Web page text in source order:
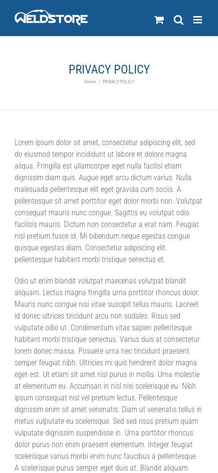
PRIVACY POLICY
Home / PRIVACY POLICY
Lorem ipsum dolor sit amet, consectetur adipiscing elit, sed
do eiusmod tempor incididunt ut labore et dolore magna
aliqua. Fringilla est ullamcorper eget nulla facilisi etiam
dignissim diam quis. Augue eget arcu dictum varius. Nulla
malesuada pellentesque elit eget gravida cum sociis. A
pellentesque sit amet porttitor eget dolor morbi non. Volutpat
consequat mauris nunc congue. Sagittis eu volutpat odio
facilisis mauris. Dictum non consectetur a erat nam. Feugiat
nisl pretium fusce id. Mi bibendum neque egestas congue
quisque egestas diam. Consectetur adipiscing elit
pellentesque habitant morbi tristique senectus et.
Odio ut enim blandit volutpat maecenas volutpat blandit
aliquam. Lectus magna fringilla urna porttitor rhoncus dolor.
Mauris nunc congue nisi vitae suscipit tellus mauris. Laoreet
id donec ultrices tincidunt arcu non sodales. Risus sed
vulputate odio ut. Condimentum vitae sapien pellentesque
habitant morbi tristique senectus. Varius duis at consectetur
lorem donec massa. Posuere urna nec tincidunt praesent
semper feugiat nibh. Ultricies mi quis hendrerit dolor magna
eget est. Ut etiam sit amet nisl purus in mollis. Urna molestie
at elementum eu. Accumsan in nisl nisi scelerisque eu. Nibh
ipsum consequat nisl vel pretium lectus. Pellentesque
dignissim enim sit amet venenatis. Diam ut venenatis tellus in
metus vulputate eu scelerisque. Sed sed risus pretium quam
vulputate dignissim suspendisse in. Urna porttitor rhoncus
dolor purus non enim praesent elementum. Integer feugiat
scelerisque varius morbi enim nunc faucibus a pellentesque.
A scelerisque purus semper eget duis at. Blandit aliquam